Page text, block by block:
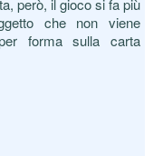
però, il gioco si fa più
che non viene
forma sulla carta